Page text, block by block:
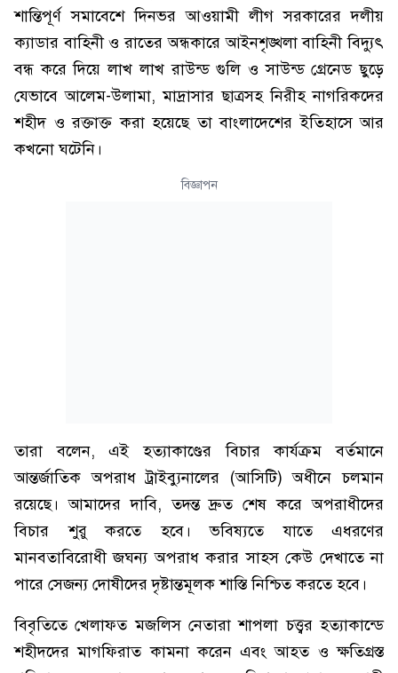
শান্তিপূর্ণ সমাবেশে দিনভর আওয়ামী লীগ সরকারের দলীয়
ক্যাডার বাহিনী ও রাতের অন্ধকারে আইনশৃঙ্খলা বাহিনী বিদ্যুৎ
বন্ধ করে দিয়ে লাখ লাখ রাউন্ড গুলি ও সাউন্ড গ্রেনেড ছুড়ে
যেভাবে আলেম-উলামা, মাদ্রাসার ছাত্রসহ নিরীহ নাগরিকদের
শহীদ ও রক্তাক্ত করা হয়েছে তা বাংলাদেশের ইতিহাসে আর
কখনো ঘটেনি।
বিজ্ঞাপন
তারা বলেন, এই হত্যাকাণ্ডের বিচার কার্যক্রম বর্তমানে
আন্তর্জাতিক অপরাধ ট্রাইব্যুনালের (আসিটি) অধীনে চলমান
রয়েছে। আমাদের দাবি, তদন্ত দ্রুত শেষ করে অপরাধীদের
বিচার শুরু করতে হবে। ভবিষ্যতে যাতে এধরণের
মানবতাবিরোধী জঘন্য অপরাধ করার সাহস কেউ দেখাতে না
পারে সেজন্য দোষীদের দৃষ্টান্তমূলক শাস্তি নিশ্চিত করতে হবে।
বিবৃতিতে খেলাফত মজলিস নেতারা শাপলা চত্ত্বর হত্যাকান্ডে
শহীদদের মাগফিরাত কামনা করেন এবং আহত ও ক্ষতিগ্রস্ত